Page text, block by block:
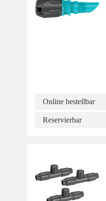
Online bestellbar
Reservierbar